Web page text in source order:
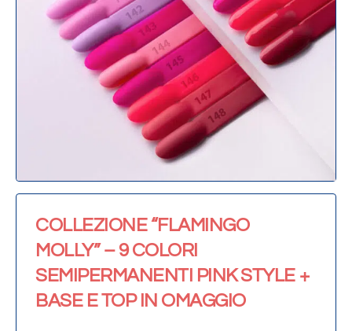
COLLEZIONE “FLAMINGO
MOLLY” – 9 COLORI
SEMIPERMANENTI PINK STYLE +
BASE E TOP IN OMAGGIO